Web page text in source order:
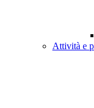
Attività e